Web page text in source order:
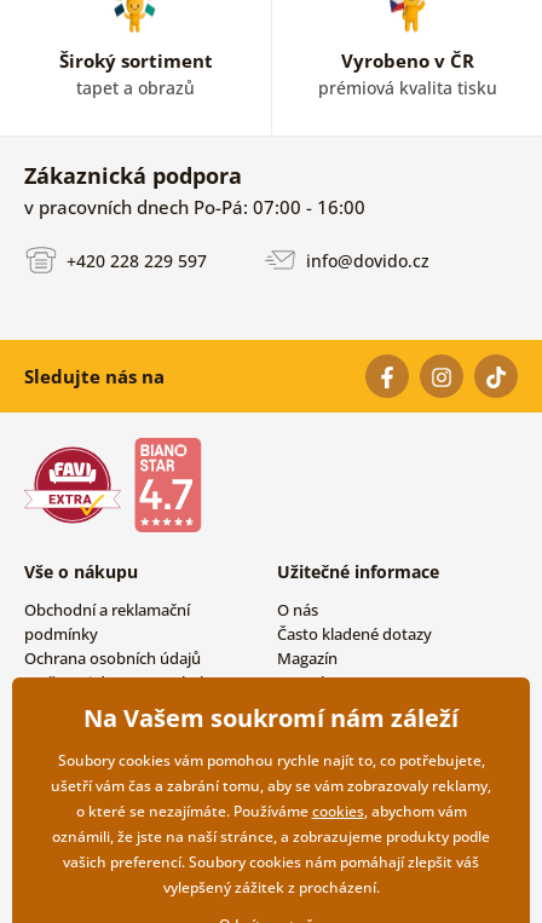
Široký sortiment
tapet a obrazů
Vyrobeno v ČR
prémiová kvalita tisku
Zákaznická podpora
v pracovních dnech Po-Pá: 07:00 - 16:00
+420 228 229 597 info@dovido.cz
Sledujte nás na
Vše o nákupu
Obchodní a reklamační
podmínky
Ochrana osobních údajů
Možnosti dopravy a platby
Vrácení zboží
Užitečné informace
O nás
Často kladené dotazy
Magazín
Kontakty
Velkoobchodní spolupráce
Na Vašem soukromí nám záleží
Soubory cookies vám pomohou rychle najít to, co potřebujete,
ušetří vám čas a zabrání tomu, aby se vám zobrazovaly reklamy,
o které se nezajímáte. Používámecookies, abychom vám
oznámili, že jste na naší stránce, a zobrazujeme produkty podle
vašich preferencí. Soubory cookies nám pomáhají zlepšit váš
vylepšený zážitek z procházení.